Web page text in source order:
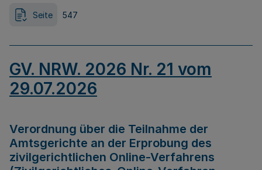
Seite 547
GV. NRW. 2026 Nr. 21 vom
29.07.2026
Verordnung über die Teilnahme der
Amtsgerichte an der Erprobung des
zivilgerichtlichen Online-Verfahrens